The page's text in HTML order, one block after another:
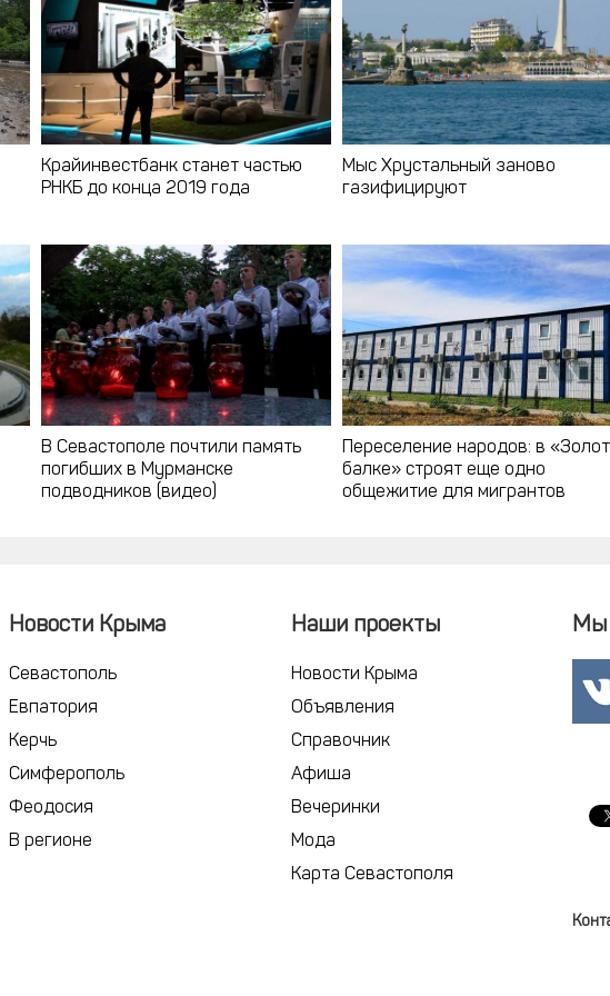
Крайинвестбанк станет частью
РНКБ до конца 2019 года
Мыс Хрустальный заново
газифицируют
В Севастополе почтили память
погибших в Мурманске
подводников (видео)
Переселение народов: в
балке» строят еще одно
общежитие для мигрантов
Новости Крыма
Севастополь
Евпатория
Керчь
Симферополь
Феодосия
В регионе
Наши проекты
Новости Крыма
Объявления
Справочник
Афиша
Вечеринки
Мода
Карта Севастополя
Мы